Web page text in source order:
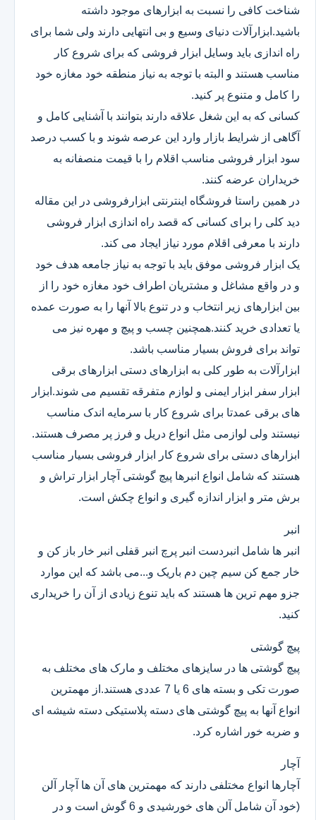
شناخت کافی را نسبت به ابزارهای موجود داشته
باشید.ابزارآلات دنیای وسیع و بی انتهایی دارند ولی شما برای
راه اندازی باید وسایل ابزار فروشی که برای شروع کار
مناسب هستند و البته با توجه به نیاز منطقه خود مغازه خود
را کامل و متنوع پر کنید.
کسانی که به این شغل علاقه دارند بتوانند با آشنایی کامل و
آگاهی از شرایط بازار وارد این عرصه شوند و با کسب درصد
سود ابزار فروشی مناسب اقلام را با قیمت منصفانه به
خریداران عرضه کنند.
در همین راستا فروشگاه اینترنتی ابزارفروشی در این مقاله
دید کلی را برای کسانی که قصد راه اندازی ابزار فروشی
دارند با معرفی اقلام مورد نیاز ایجاد می کند.
یک ابزار فروشی موفق باید با توجه به نیاز جامعه هدف خود
و در واقع مشاغل و مشتریان اطراف خود مغازه خود را از
بین ابزارهای زیر انتخاب و در تنوع بالا آنها را به صورت عمده
یا تعدادی خرید کنند.همچنین چسب و پیچ و مهره نیز می
تواند برای فروش بسیار مناسب باشد.
ابزارآلات به طور کلی به ابزارهای دستی ابزارهای برقی
ابزار سفر ابزار ایمنی و لوازم متفرقه تقسیم می شوند.ابزار
های برقی عمدتا برای شروع کار با سرمایه اندک مناسب
نیستند ولی لوازمی مثل انواع دریل و فرز پر مصرف هستند.
ابزارهای دستی برای شروع کار ابزار فروشی بسیار مناسب
هستند که شامل انواع انبرها پیچ گوشتی آچار ابزار تراش و
برش متر و ابزار اندازه گیری و انواع چکش است.
انبر
انبر ها شامل انبردست انبر پرچ انبر قفلی انبر خار باز کن و
خار جمع کن سیم چین دم باریک و...می باشد که این موارد
جزو مهم ترین ها هستند که باید تنوع زیادی از آن را خریداری
کنید.
پیچ گوشتی
پیچ گوشتی ها در سایزهای مختلف و مارک های مختلف به
صورت تکی و بسته های 6 یا 7 عددی هستند.از مهمترین
انواع آنها به پیچ گوشتی های دسته پلاستیکی دسته شیشه ای
و ضربه خور اشاره کرد.
آچار
آچارها انواع مختلفی دارند که مهمترین های آن ها آچار آلن
(خود آن شامل آلن های خورشیدی و 6 گوش است و در